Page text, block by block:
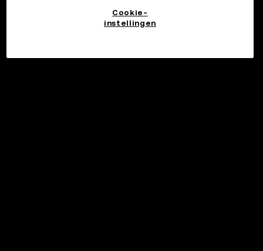
Cookie-
instellingen